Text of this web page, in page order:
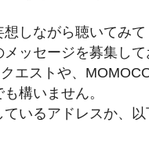
しながら聴いてみ
ッセージを募集し
エストや、
構いません。
いるアドレスか、